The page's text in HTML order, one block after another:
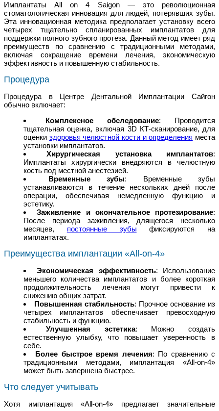
Имплантаты All on 4 Saigon — это революционная
стоматологическая инновация для людей, потерявших зубы.
Эта инновационная методика предполагает установку всего
четырех тщательно спланированных имплантатов для
поддержки полного зубного протеза. Данный метод имеет ряд
преимуществ по сравнению с традиционными методами,
включая сокращение времени лечения, экономическую
эффективность и повышенную стабильность.
Процедура
Процедура в Центре Дентальной Имплантации Сайгон
обычно включает:
Комплексное обследование: Проводится
тщательная оценка, включая 3D КТ-сканирование, для
оценки здоровья челюстной кости и определения места
установки имплантатов.
Хирургическая установка имплантатов:
Имплантаты хирургически внедряются в челюстную
кость под местной анестезией.
Временные зубы: Временные зубы
устанавливаются в течение нескольких дней после
операции, обеспечивая немедленную функцию и
эстетику.
Заживление и окончательное протезирование:
После периода заживления, длящегося несколько
месяцев, постоянные зубы фиксируются на
имплантатах.
Преимущества имплантации «All-on-4»
Экономическая эффективность: Использование
меньшего количества имплантатов и более короткая
продолжительность лечения могут привести к
снижению общих затрат.
Повышенная стабильность: Прочное основание из
четырех имплантатов обеспечивает превосходную
стабильность и функцию.
Улучшенная эстетика: Можно создать
естественную улыбку, что повышает уверенность в
себе.
Более быстрое время лечения: По сравнению с
традиционными методами, имплантация «All-on-4»
может быть завершена быстрее.
Что следует учитывать
Хотя имплантация «All-on-4» предлагает значительные